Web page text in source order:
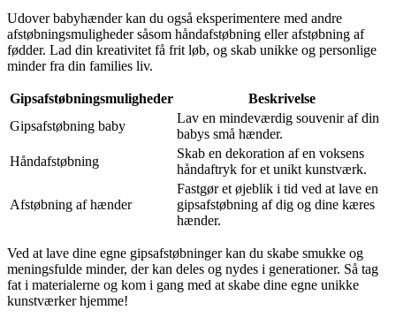
Udover babyhænder kan du også eksperimentere med andre
afstøbningsmuligheder såsom håndafstøbning eller afstøbning af
fødder. Lad din kreativitet få frit løb, og skab unikke og personlige
minder fra din families liv.
Gipsafstøbningsmuligheder
Beskrivelse
Gipsafstøbning baby
Lav en mindeværdig souvenir af din
babys små hænder.
Håndafstøbning
Skab en dekoration af en voksens
håndaftryk for et unikt kunstværk.
Afstøbning af hænder
Fastgør et øjeblik i tid ved at lave en
gipsafstøbning af dig og dine kæres
hænder.
Ved at lave dine egne gipsafstøbninger kan du skabe smukke og
meningsfulde minder, der kan deles og nydes i generationer. Så tag
fat i materialerne og kom i gang med at skabe dine egne unikke
kunstværker hjemme!